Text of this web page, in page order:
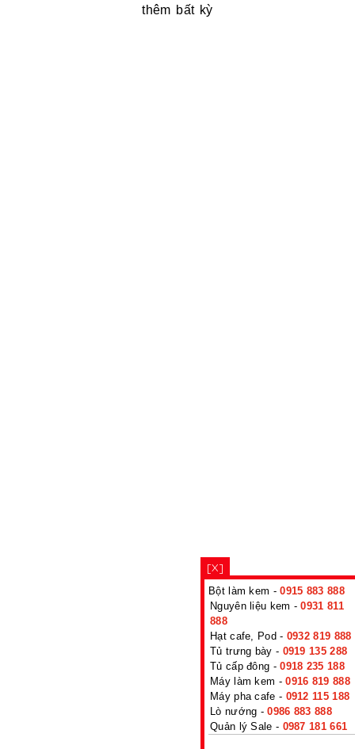
thêm bất kỳ
[X]
Bột làm kem -0915 883 888
Nguyên liệu kem -0931 811
888
Hạt cafe, Pod - 0932 819 888
Tủ trưng bày - 0919 135 288
Tủ cấp đông -0918 235 188
Máy làm kem -0916 819 888
Máy pha cafe - 0912 115 188
Lò nướng -0986 883 888
Quản lý Sale - 0987 181 661